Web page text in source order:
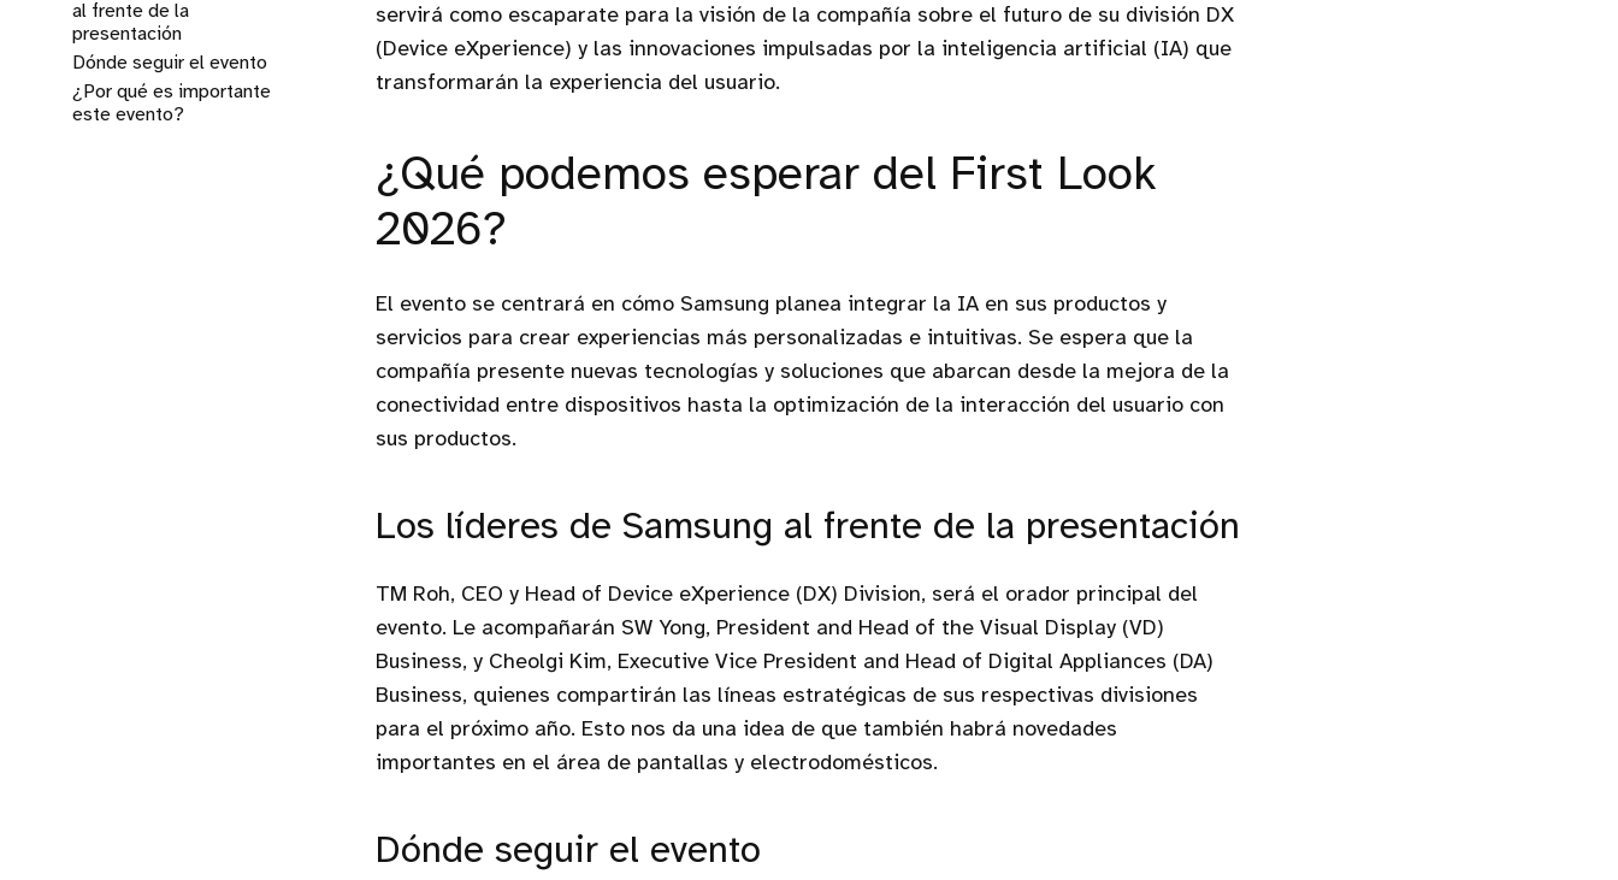
al frente de la
presentación
Dónde seguir el evento
¿Por qué es importante
este evento?
servirá como escaparate para la visión de la compañía sobre el futuro de su división DX
(Device eXperience) y las innovaciones impulsadas por la inteligencia artificial (IA) que
transformarán la experiencia del usuario.
¿Qué podemos esperar del First Look
2026?
El evento se centrará en cómo Samsung planea integrar la IA en sus productos y
servicios para crear experiencias más personalizadas e intuitivas. Se espera que la
compañía presente nuevas tecnologías y soluciones que abarcan desde la mejora de la
conectividad entre dispositivos hasta la optimización de la interacción del usuario con
sus productos.
Los líderes de Samsung al frente de la presentación
TM Roh, CEO y Head of Device eXperience (DX) Division, será el orador principal del
evento. Le acompañarán SW Yong, President and Head of the Visual Display (VD)
Business, y Cheolgi Kim, Executive Vice President and Head of Digital Appliances (DA)
Business, quienes compartirán las líneas estratégicas de sus respectivas divisiones
para el próximo año. Esto nos da una idea de que también habrá novedades
importantes en el área de pantallas y electrodomésticos.
Dónde seguir el evento